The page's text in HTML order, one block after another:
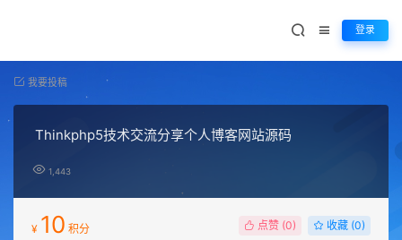
登录
我要投稿
Thinkphp5技术交流分享个人博客网站源码
1,443
¥ 10 积分 点赞 (0) 收藏 (0)